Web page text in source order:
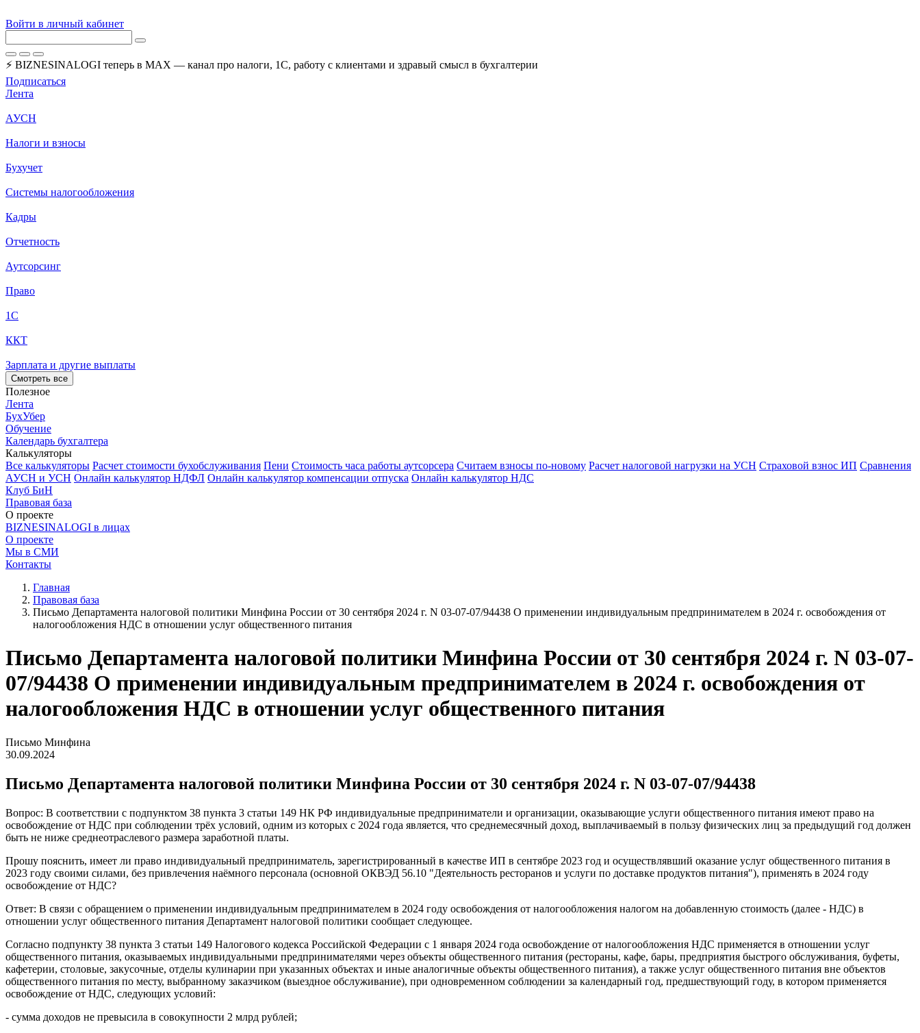
Войти в личный кабинет
⚡ BIZNESINALOGI теперь в MAX — канал про налоги, 1С, работу с клиентами и здравый смысл в бухгалтерии
Подписаться
Лента
АУСН
Налоги и взносы
Бухучет
Системы налогообложения
Кадры
Отчетность
Аутсорсинг
Право
1С
ККТ
Зарплата и другие выплаты
Смотреть все
Полезное
Лента
БухУбер
Обучение
Календарь бухгалтера
Калькуляторы
Все калькуляторы Расчет стоимости бухобслуживания Пени Стоимость часа работы аутсорсера Считаем взносы по-новому Расчет налоговой нагрузки на УСН Страховой взнос ИП Сравнения
АУСН и УСН Онлайн калькулятор НДФЛ Онлайн калькулятор компенсации отпуска Онлайн калькулятор НДС
Клуб БиН
Правовая база
О проекте
BIZNESINALOGI в лицах
О проекте
Мы в СМИ
Контакты
Главная
Правовая база
Письмо Департамента налоговой политики Минфина России от 30 сентября 2024 г. N 03-07-07/94438 О применении индивидуальным предпринимателем в 2024 г. освобождения от
налогообложения НДС в отношении услуг общественного питания
Письмо Департамента налоговой политики Минфина России от 30 сентября 2024 г. N 03-07-
07/94438 О применении индивидуальным предпринимателем в 2024 г. освобождения от
налогообложения НДС в отношении услуг общественного питания
Письмо Минфина
30.09.2024
Письмо Департамента налоговой политики Минфина России от 30 сентября 2024 г. N 03-07-07/94438
Вопрос: В соответствии с подпунктом 38 пункта 3 статьи 149 НК РФ индивидуальные предприниматели и организации, оказывающие услуги общественного питания имеют право на
освобождение от НДС при соблюдении трёх условий, одним из которых с 2024 года является, что среднемесячный доход, выплачиваемый в пользу физических лиц за предыдущий год должен
быть не ниже среднеотраслевого размера заработной платы.
Прошу пояснить, имеет ли право индивидуальный предприниматель, зарегистрированный в качестве ИП в сентябре 2023 год и осуществлявший оказание услуг общественного питания в
2023 году своими силами, без привлечения наёмного персонала (основной ОКВЭД 56.10 "Деятельность ресторанов и услуги по доставке продуктов питания"), применять в 2024 году
освобождение от НДС?
Ответ: В связи с обращением о применении индивидуальным предпринимателем в 2024 году освобождения от налогообложения налогом на добавленную стоимость (далее - НДС) в
отношении услуг общественного питания Департамент налоговой политики сообщает следующее.
Согласно подпункту 38 пункта 3 статьи 149 Налогового кодекса Российской Федерации с 1 января 2024 года освобождение от налогообложения НДС применяется в отношении услуг
общественного питания, оказываемых индивидуальными предпринимателями через объекты общественного питания (рестораны, кафе, бары, предприятия быстрого обслуживания, буфеты,
кафетерии, столовые, закусочные, отделы кулинарии при указанных объектах и иные аналогичные объекты общественного питания), а также услуг общественного питания вне объектов
общественного питания по месту, выбранному заказчиком (выездное обслуживание), при одновременном соблюдении за календарный год, предшествующий году, в котором применяется
освобождение от НДС, следующих условий:
- сумма доходов не превысила в совокупности 2 млрд рублей;